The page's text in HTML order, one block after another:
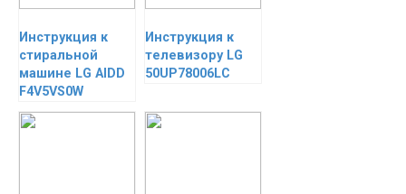
Инструкция к
стиральной
машине LG AIDD
F4V5VS0W
Инструкция к
телевизору LG
50UP78006LC